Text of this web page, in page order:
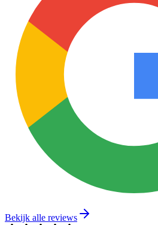
Bekijk alle reviews